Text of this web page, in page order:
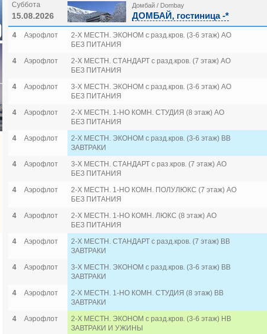
Суббота
15.08.2026
Домбай / Dombay
ДОМБАЙ, гостиница -*
4 Аэрофлот
2-Х МЕСТН. ЭКОНОМ с разд.кров. (3-6 этаж) AO
БЕЗ ПИТАНИЯ
4 Аэрофлот
2-Х МЕСТН. СТАНДАРТ с разд.кров. (7 этаж) AO
БЕЗ ПИТАНИЯ
4 Аэрофлот
3-Х МЕСТН. ЭКОНОМ с разд.кров. (3-6 этаж) AO
БЕЗ ПИТАНИЯ
4 Аэрофлот
2-Х МЕСТН. 1-НО КОМН. СТУДИЯ (8 этаж) AO
БЕЗ ПИТАНИЯ
4 Аэрофлот
2-Х МЕСТН. ЭКОНОМ с разд.кров. (3-6 этаж) BB
ЗАВТРАКИ
4 Аэрофлот
3-Х МЕСТН. СТАНДАРТ с раз.кров. (7 этаж) AO
БЕЗ ПИТАНИЯ
4 Аэрофлот
2-Х МЕСТН. 1-НО КОМН. ПОЛУЛЮКС (7 этаж) AO
БЕЗ ПИТАНИЯ
4 Аэрофлот
2-Х МЕСТН. 1-НО КОМН. ЛЮКС (8 этаж) AO
БЕЗ ПИТАНИЯ
4 Аэрофлот
2-Х МЕСТН. СТАНДАРТ с разд.кров. (7 этаж) BB
ЗАВТРАКИ
4 Аэрофлот
3-Х МЕСТН. ЭКОНОМ с разд.кров. (3-6 этаж) BB
ЗАВТРАКИ
4 Аэрофлот
2-Х МЕСТН. 1-НО КОМН. СТУДИЯ (8 этаж) BB
ЗАВТРАКИ
4 Аэрофлот
2-Х МЕСТН. ЭКОНОМ с разд.кров. (3-6 этаж) HB
ЗАВТРАКИ И УЖИНЫ